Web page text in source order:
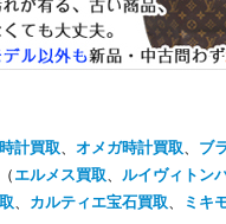
計買取、 オメガ時計買取、 ブ
エルメス買取、 ルイヴィトン
、 カルティエ宝石買取、 ミキ